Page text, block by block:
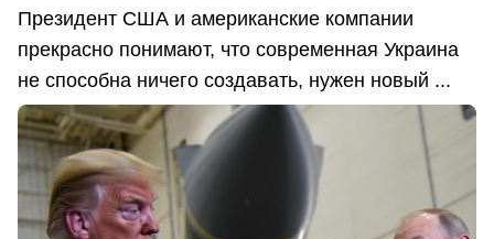
Президент США и американские компании
прекрасно понимают, что современная Украина
не способна ничего создавать, нужен новый ...